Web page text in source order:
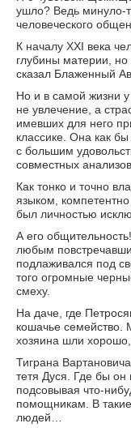
ушло? Ведь минуло-
человеческого
К началу XXI века
глубины материи,
сказал Блаженный
Но и в самой жизни
не увлечение, а
имевших для него
классике. Она как
с большим
совместных
Как тонко и точно
языком,
был личностью
А его
любым
подлаживался под
того огромные
смеху.
На даче, где
кошачье
хозяина шли хорошо,
Тиграна
тетя Дуся. Где бы
подсовывая что-
помощникам. В
людей…